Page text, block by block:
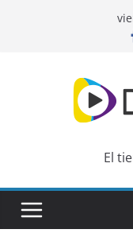
El